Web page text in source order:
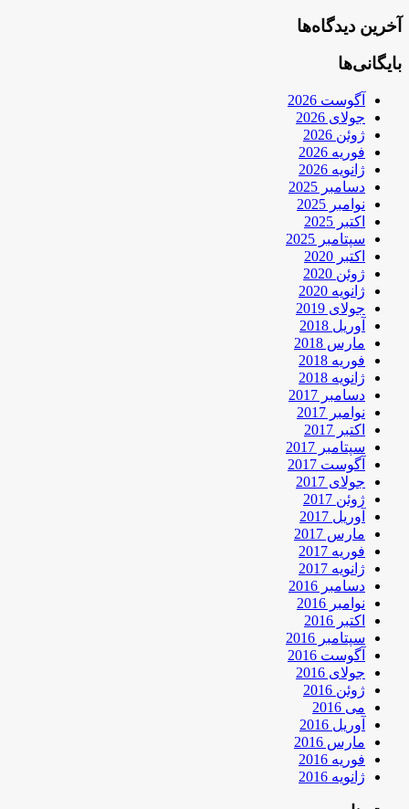
آخرین دیدگاه‌ها
بایگانی‌ها
آگوست 2026
جولای 2026
ژوئن 2026
فوریه 2026
ژانویه 2026
دسامبر 2025
نوامبر 2025
اکتبر 2025
سپتامبر 2025
اکتبر 2020
ژوئن 2020
ژانویه 2020
جولای 2019
آوریل 2018
مارس 2018
فوریه 2018
ژانویه 2018
دسامبر 2017
نوامبر 2017
اکتبر 2017
سپتامبر 2017
آگوست 2017
جولای 2017
ژوئن 2017
آوریل 2017
مارس 2017
فوریه 2017
ژانویه 2017
دسامبر 2016
نوامبر 2016
اکتبر 2016
سپتامبر 2016
آگوست 2016
جولای 2016
ژوئن 2016
می 2016
آوریل 2016
مارس 2016
فوریه 2016
ژانویه 2016